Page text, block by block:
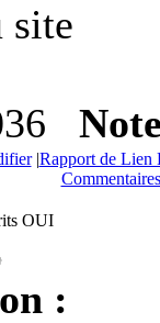
site
|Rapport de Lien
OUI
: